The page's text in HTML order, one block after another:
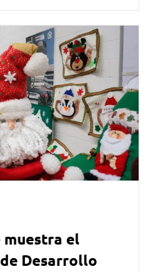
el
Desarrollo